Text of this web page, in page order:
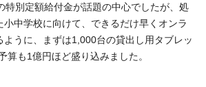
特別定額給付金が話題の中心でしたが、処
中学校に向けて、できるだけ早くオンラ
ように、まずは1,000台の貸出し用タブレッ
算も1億円ほど盛り込みました。